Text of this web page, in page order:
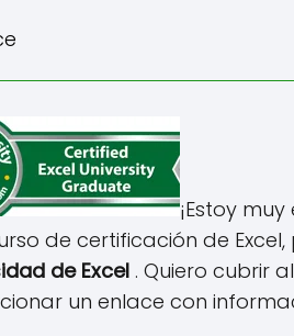
¡Estoy
de certificación de
de Excel . Quiero cubrir
un enlace con